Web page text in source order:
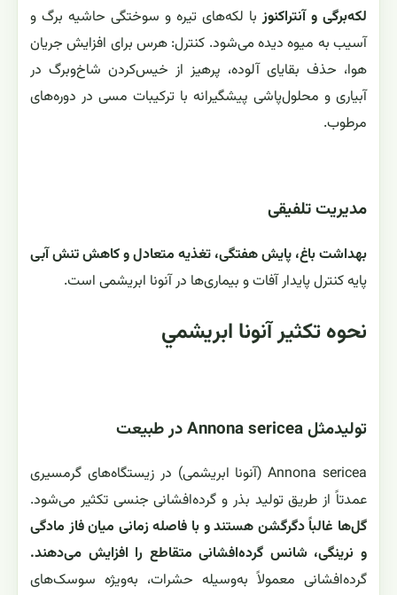
لکه‌برگی و آنتراکنوزبا لکه‌های تیره و سوختگی حاشیه برگ و
آسیب به میوه دیده می‌شود. کنترل: هرس برای افزایش جریان
هوا، حذف بقایای آلوده، پرهیز از خیس‌کردن شاخ‌وبرگ در
آبیاری و محلول‌پاشی پیشگیرانه با ترکیبات مسی در دوره‌های
مرطوب.
مدیریت تلفیقی
بهداشت باغ، پایش هفتگی، تغذیه متعادل و کاهش تنش آبی
پایه کنترل پایدار آفات و بیماری‌ها در آنونا ابریشمی است.
نحوه تکثیر آنونا ابريشمي
تولیدمثل Annona sericea در طبیعت
Annona sericea (آنونا ابریشمی) در زیستگاه‌های گرمسیری
عمدتاً از طریق تولید بذر و گرده‌افشانی جنسی تکثیر می‌شود.
گل‌ها غالباً دگرگشن هستند و با فاصله زمانی میان فاز مادگی
و نرینگی، شانس گرده‌افشانی متقاطع را افزایش می‌دهند.
گرده‌افشانی معمولاً به‌وسیله حشرات، به‌ویژه سوسک‌های